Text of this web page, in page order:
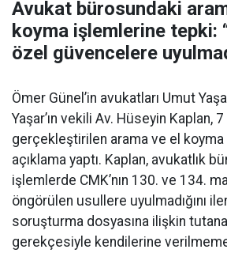
Avukat bürosundaki
koyma işlemlerine tepki:
özel güvencelere
Ömer Günel’in avukatları Umut
Yaşar’ın vekili Av. Hüseyin Kaplan,
gerçekleştirilen arama ve el
açıklama yaptı. Kaplan, avukatlık
işlemlerde CMK’nın 130. ve 134.
öngörülen usullere uyulmadığını
soruşturma dosyasına ilişkin
gerekçesiyle kendilerine